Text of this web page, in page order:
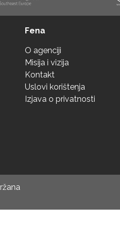
Fena
O agenciji
Misija i vizija
Kontakt
Uslovi korištenja
Izjava o privatnosti